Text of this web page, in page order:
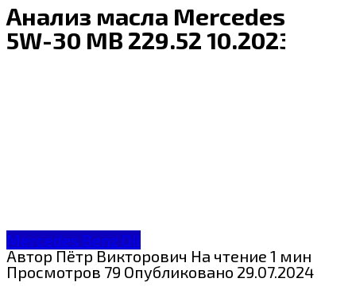
Анализ масла Mercedes Benz
5W-30 MB 229.52 10.2023
Mercedes Benz Oil
АвторПётр Викторович На чтение 1 мин
Просмотров 79 Опубликовано 29.07.2024